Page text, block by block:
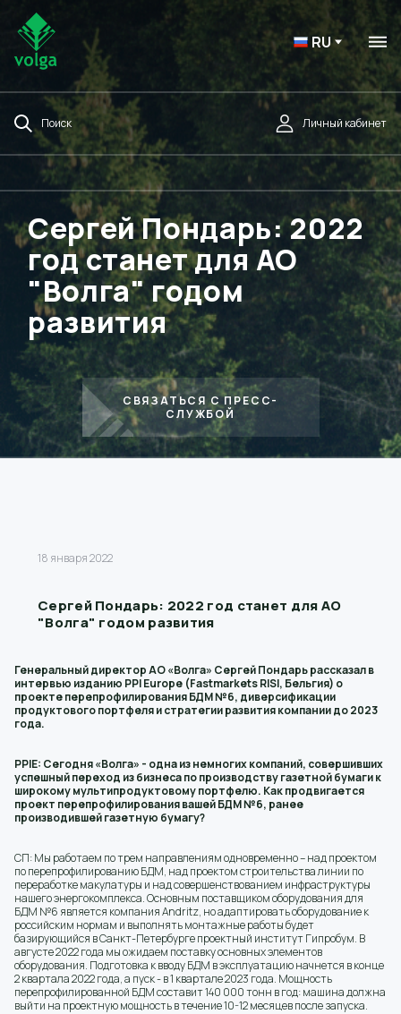
RU
Поиск Личный кабинет
Сергей Пондарь: 2022
год станет для АО
"Волга" годом
развития
СВЯЗАТЬСЯ С ПРЕСС-
СЛУЖБОЙ
18 января 2022
Сергей Пондарь: 2022 год станет для АО
"Волга" годом развития
Генеральный директор АО «Волга» Сергей Пондарь рассказал в
интервью изданию PPI Europe (Fastmarkets RISI, Бельгия) о
проекте перепрофилирования БДМ №6, диверсификации
продуктового портфеля и стратегии развития компании до 2023
года.
PPIE: Сегодня «Волга» - одна из немногих компаний, совершивших
успешный переход из бизнеса по производству газетной бумаги к
широкому мультипродуктовому портфелю. Как продвигается
проект перепрофилирования вашей БДМ №6, ранее
производившей газетную бумагу?
СП: Мы работаем по трем направлениям одновременно – над проектом
по перепрофилированию БДМ, над проектом строительства линии по
переработке макулатуры и над совершенствованием инфраструктуры
нашего энергокомплекса. Основным поставщиком оборудования для
БДМ №6 является компания Andritz, но адаптировать оборудование к
российским нормам и выполнять монтажные работы будет
базирующийся в Санкт-Петербурге проектный институт Гипробум. В
августе 2022 года мы ожидаем поставку основных элементов
оборудования. Подготовка к вводу БДМ в эксплуатацию начнется в конце
2 квартала 2022 года, а пуск - в 1 квартале 2023 года. Мощность
перепрофилированной БДМ составит 140 000 тонн в год: машина должна
выйти на проектную мощность в течение 10-12 месяцев после запуска.